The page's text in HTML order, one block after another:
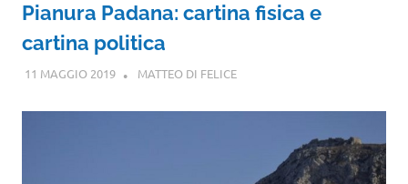
Pianura Padana: cartina fisica e
cartina politica
11 MAGGIO 2019 MATTEO DI FELICE